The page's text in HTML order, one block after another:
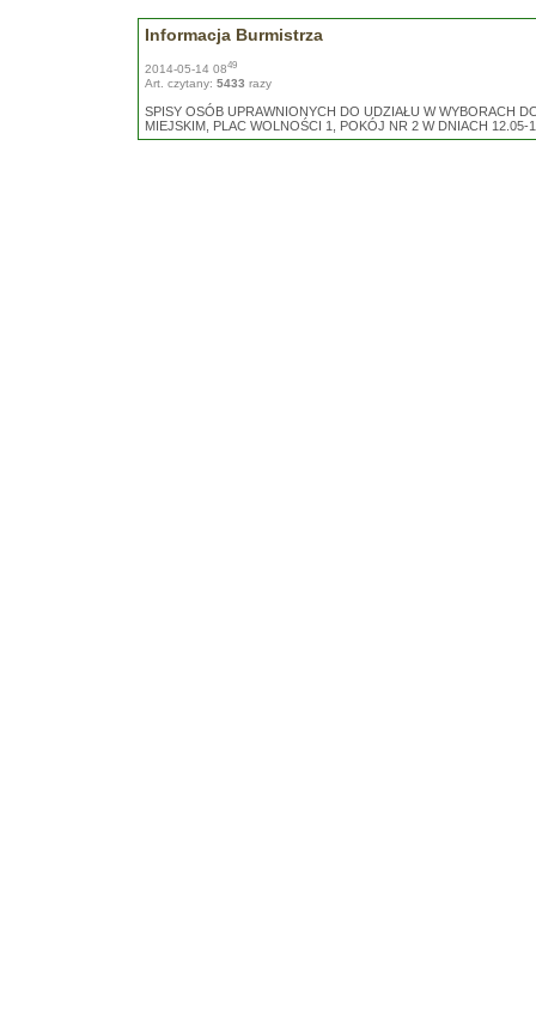
Informacja Burmistrza
2014-05-14 0849
Art. czytany: 5433 razy
SPISY OSÓB UPRAWNIONYCH DO UDZIAŁU W WYBORACH
MIEJSKIM, PLAC WOLNOŚCI 1, POKÓJ NR 2 W DNIACH